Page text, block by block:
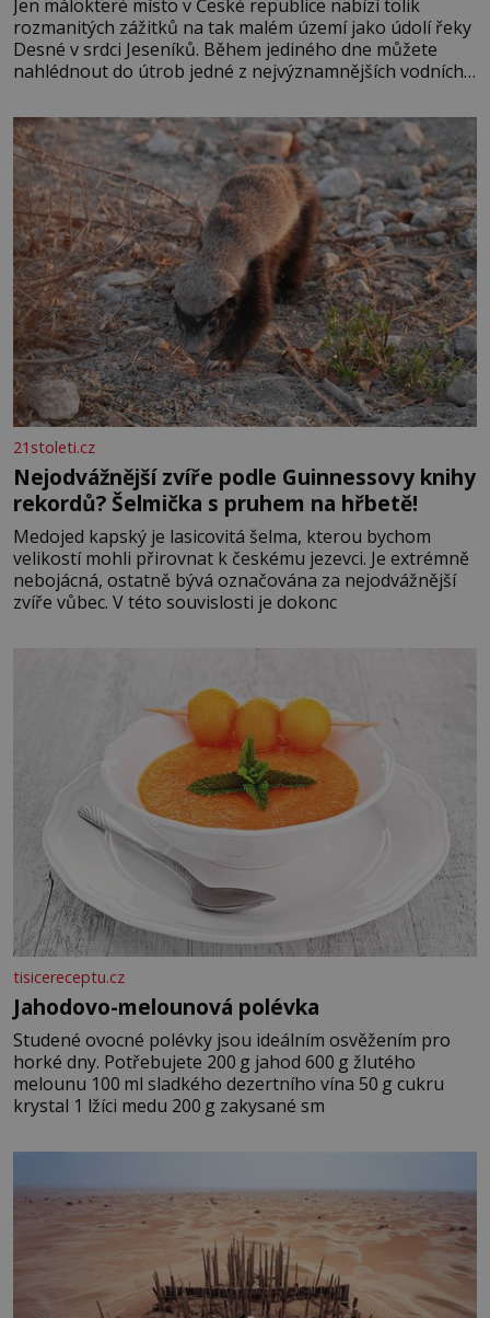
Jen málokteré místo v České republice nabízí tolik
rozmanitých zážitků na tak malém území jako údolí řeky
Desné v srdci Jeseníků. Během jediného dne můžete
nahlédnout do útrob jedné z nejvýznamnějších vodních
se na koloběžce a den zakončit poznáváním památek ve
Velkých Losinách nebo v termálním
21stoleti.cz
Nejodvážnější zvíře podle Guinnessovy knihy
rekordů? Šelmička s pruhem na hřbetě!
Medojed kapský je lasicovitá šelma, kterou bychom
velikostí mohli přirovnat k českému jezevci. Je extrémně
nebojácná, ostatně bývá označována za nejodvážnější
zvíře vůbec. V této souvislosti je dokonc
tisicereceptu.cz
Jahodovo-melounová polévka
Studené ovocné polévky jsou ideálním osvěžením pro
horké dny. Potřebujete 200 g jahod 600 g žlutého
melounu 100 ml sladkého dezertního vína 50 g cukru
krystal 1 lžíci medu 200 g zakysané sm